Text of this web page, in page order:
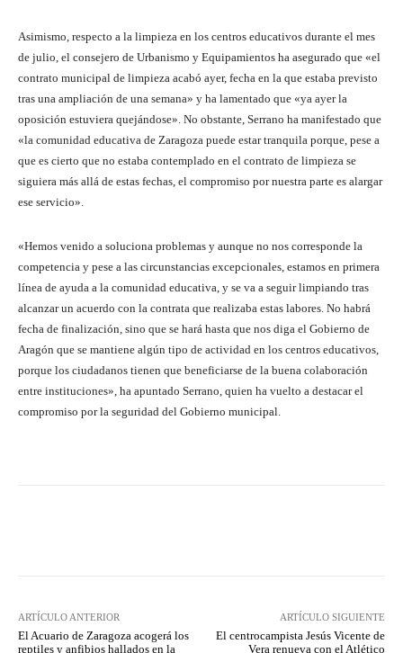
Asimismo, respecto a la limpieza en los centros educativos durante el mes
de julio, el consejero de Urbanismo y Equipamientos ha asegurado que «el
contrato municipal de limpieza acabó ayer, fecha en la que estaba previsto
tras una ampliación de una semana» y ha lamentado que «ya ayer la
oposición estuviera quejándose». No obstante, Serrano ha manifestado que
«la comunidad educativa de Zaragoza puede estar tranquila porque, pese a
que es cierto que no estaba contemplado en el contrato de limpieza se
siguiera más allá de estas fechas, el compromiso por nuestra parte es alargar
ese servicio».
«Hemos venido a soluciona problemas y aunque no nos corresponde la
competencia y pese a las circunstancias excepcionales, estamos en primera
línea de ayuda a la comunidad educativa, y se va a seguir limpiando tras
alcanzar un acuerdo con la contrata que realizaba estas labores. No habrá
fecha de finalización, sino que se hará hasta que nos diga el Gobierno de
Aragón que se mantiene algún tipo de actividad en los centros educativos,
porque los ciudadanos tienen que beneficiarse de la buena colaboración
entre instituciones», ha apuntado Serrano, quien ha vuelto a destacar el
compromiso por la seguridad del Gobierno municipal.
ARTÍCULO ANTERIOR
El Acuario de Zaragoza acogerá los
reptiles y anfibios hallados en la
ARTÍCULO SIGUIENTE
El centrocampista Jesús Vicente de
Vera renueva con el Atlético